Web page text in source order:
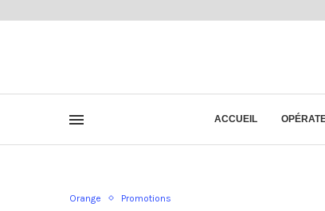
ACCUEIL
Orange Promotions